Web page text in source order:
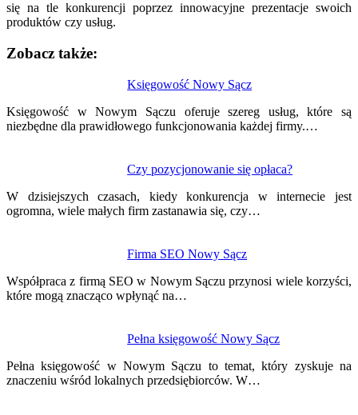
się na tle konkurencji poprzez innowacyjne prezentacje swoich
produktów czy usług.
Zobacz także:
Księgowość Nowy Sącz
Księgowość w Nowym Sączu oferuje szereg usług, które są
niezbędne dla prawidłowego funkcjonowania każdej firmy.…
Czy pozycjonowanie się opłaca?
W dzisiejszych czasach, kiedy konkurencja w internecie jest
ogromna, wiele małych firm zastanawia się, czy…
Firma SEO Nowy Sącz
Współpraca z firmą SEO w Nowym Sączu przynosi wiele korzyści,
które mogą znacząco wpłynąć na…
Pełna księgowość Nowy Sącz
Pełna księgowość w Nowym Sączu to temat, który zyskuje na
znaczeniu wśród lokalnych przedsiębiorców. W…
wpisu